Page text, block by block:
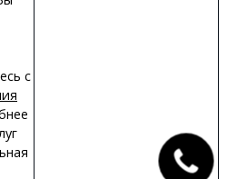
КАРТА САЙТА
с